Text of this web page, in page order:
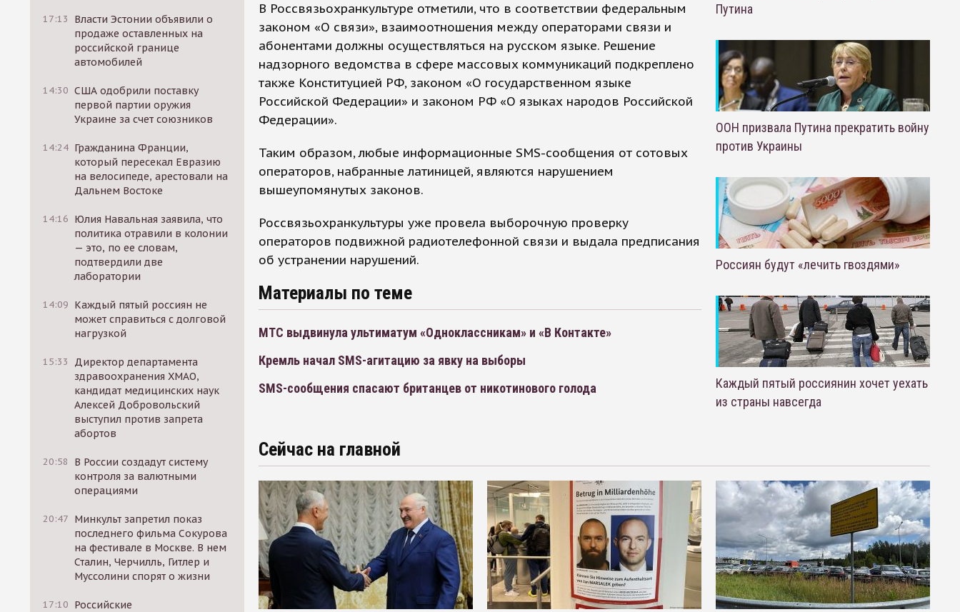
17:13
Власти Эстонии объявили о
продаже оставленных на
российской границе
автомобилей
14:30 США одобрили поставку
первой партии оружия
Украине за счет союзников
14:24 Гражданина Франции,
который пересекал Евразию
на велосипеде, арестовали на
Дальнем Востоке
14:16 Юлия Навальная заявила, что
политика отравили в колонии
— это, по ее словам,
подтвердили две
лаборатории
14:09 Каждый пятый россиян не
может справиться с долговой
нагрузкой
15:33
Директор департамента
здравоохранения ХМАО,
кандидат медицинских наук
Алексей Добровольский
выступил против запрета
абортов
20:58
В России создадут систему
контроля за валютными
операциями
20:47 Минкульт запретил показ
последнего фильма Сокурова
на фестивале в Москве. В нем
Сталин, Черчилль, Гитлер и
Муссолини спорят о жизни
17:10 Российские
В Россвязьохранкультуре отметили, что в соответствии федеральным
законом «О связи», взаимоотношения между операторами связи и
абонентами должны осуществляться на русском языке. Решение
надзорного ведомства в сфере массовых коммуникаций подкреплено
также Конституцией РФ, законом «О государственном языке
Российской Федерации» и законом РФ «О языках народов Российской
Федерации».
Таким образом, любые информационные SMS-сообщения от сотовых
операторов, набранные латиницей, являются нарушением
вышеупомянутых законов.
Россвязьохранкультуры уже провела выборочную проверку
операторов подвижной радиотелефонной связи и выдала предписания
об устранении нарушений.
Материалы по теме
МТС выдвинула ультиматум «Одноклассникам» и «В Контакте»
Кремль начал SMS-агитацию за явку на выборы
SMS-сообщения спасают британцев от никотинового голода
Путина
ООН призвала Путина прекратить войну
против Украины
Россиян будут «лечить гвоздями»
Каждый пятый россиянин хочет уехать
из страны навсегда
Сейчас на главной